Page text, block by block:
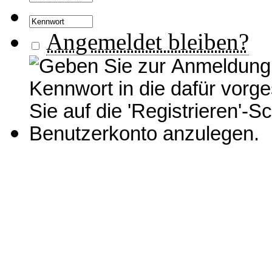
Angemeldet bleiben?